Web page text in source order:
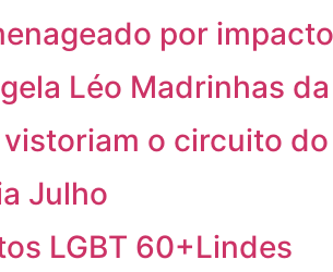
por
Léo Madrinhas
o circuito do
Julho
LGBT 60+Lindes